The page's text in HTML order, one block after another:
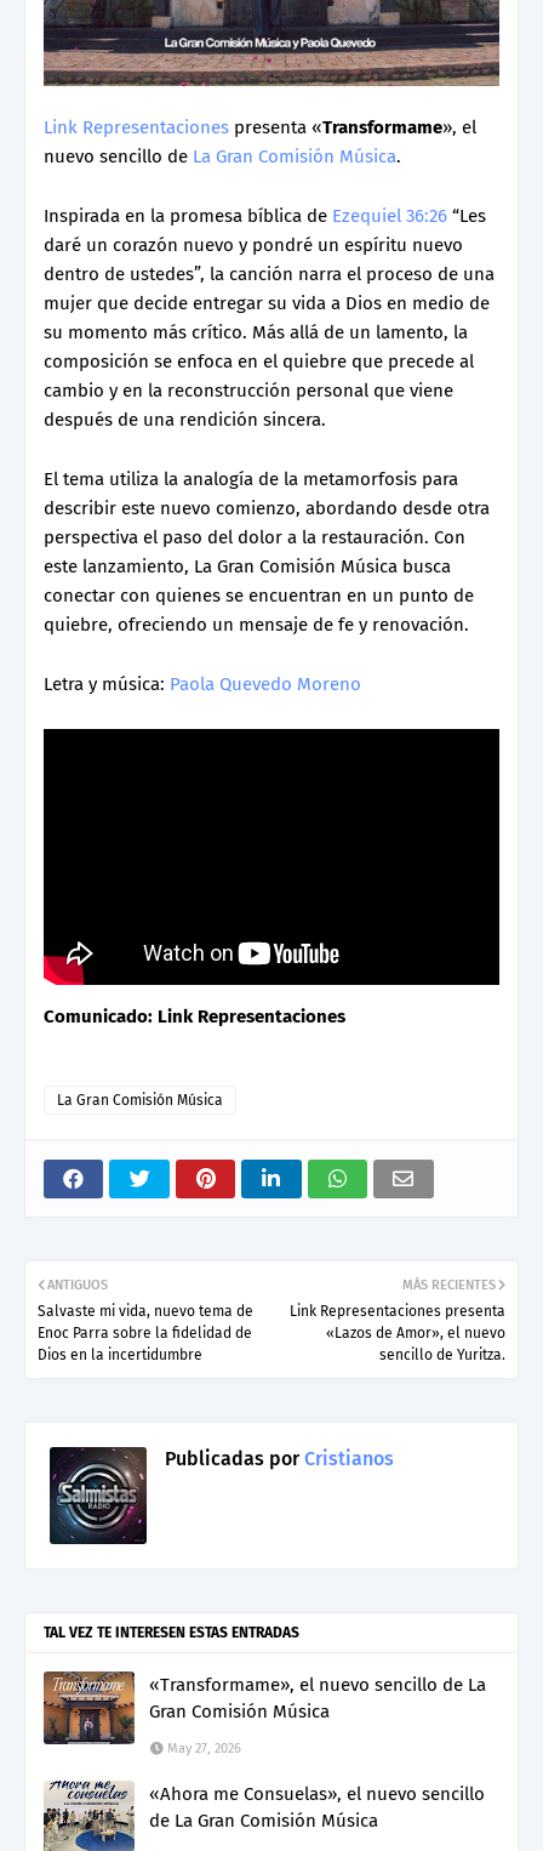
Link Representaciones presenta «Transformame», el
nuevo sencillo de La Gran Comisión Música.
Inspirada en la promesa bíblica de Ezequiel 36:26 “Les
daré un corazón nuevo y pondré un espíritu nuevo
dentro de ustedes”, la canción narra el proceso de una
mujer que decide entregar su vida a Dios en medio de
su momento más crítico. Más allá de un lamento, la
composición se enfoca en el quiebre que precede al
cambio y en la reconstrucción personal que viene
después de una rendición sincera.
El tema utiliza la analogía de la metamorfosis para
describir este nuevo comienzo, abordando desde otra
perspectiva el paso del dolor a la restauración. Con
este lanzamiento, La Gran Comisión Música busca
conectar con quienes se encuentran en un punto de
quiebre, ofreciendo un mensaje de fe y renovación.
Letra y música: Paola Quevedo Moreno
Comunicado: Link Representaciones
La Gran Comisión Música
MÁS RECIENTES
Link Representaciones presenta
«Lazos de Amor», el nuevo
sencillo de Yuritza.
ANTIGUOS
Salvaste mi vida, nuevo tema de
Enoc Parra sobre la fidelidad de
Dios en la incertidumbre
Publicadas porCristianos
TAL VEZ TE INTERESEN ESTAS ENTRADAS
«Transformame», el nuevo sencillo de La
Gran Comisión Música
May 27, 2026
«Ahora me Consuelas», el nuevo sencillo
de La Gran Comisión Música